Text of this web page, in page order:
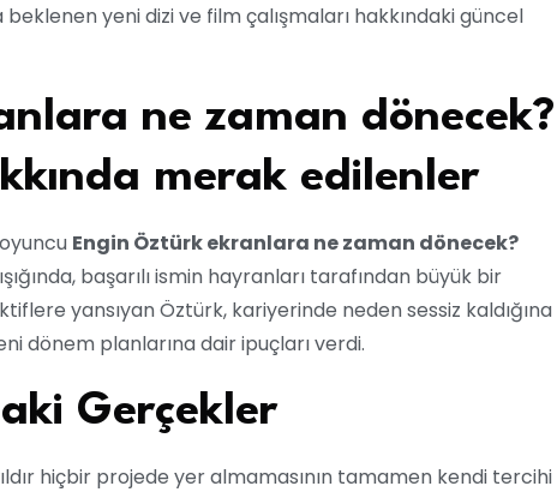
beklenen yeni dizi ve film çalışmaları hakkındaki güncel
ne zaman dönecek?
merak edilenler
Engin Öztürk ekranlara ne zaman dönecek?
ışığında, başarılı ismin hayranları tarafından büyük bir
yansıyan Öztürk, kariyerinde neden sessiz kaldığına
dönem planlarına dair ipuçları verdi.
Gerçekler
hiçbir projede yer almamasının tamamen kendi tercihi